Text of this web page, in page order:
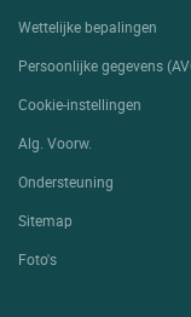
Wettelijke bepalingen
Persoonlijke gegevens
Cookie-instellingen
Alg. Voorw.
Ondersteuning
Sitemap
Foto's